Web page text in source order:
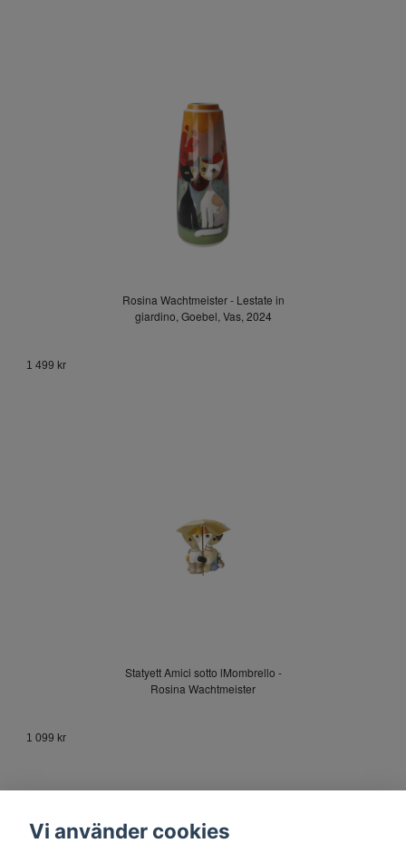
Rosina Wachtmeister - Lestate in
giardino, Goebel, Vas, 2024
1 499 kr
Statyett Amici sotto lMombrello -
Rosina Wachtmeister
1 099 kr
Vi använder cookies